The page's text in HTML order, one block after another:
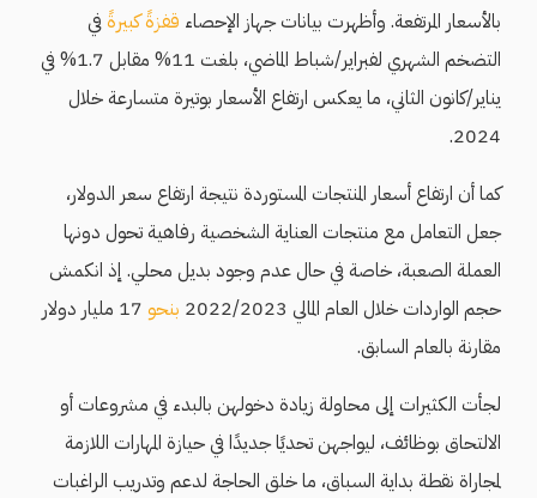
بالأسعار المرتفعة. وأظهرت بيانات جهاز الإحصاء قفزةً كبيرةًفي
التضخم الشهري لفبراير/شباط الماضي، بلغت 11% مقابل 1.7% في
يناير/كانون الثاني، ما يعكس ارتفاع الأسعار بوتيرة متسارعة خلال
2024.
كما أن ارتفاع أسعار المنتجات المستوردة نتيجة ارتفاع سعر الدولار،
جعل التعامل مع منتجات العناية الشخصية رفاهية تحول دونها
العملة الصعبة، خاصة في حال عدم وجود بديل محلي. إذ انكمش
حجم الواردات خلال العام المالي 2022/2023
بنحو
17 مليار دولار
مقارنة بالعام السابق.
لجأت الكثيرات إلى محاولة زيادة دخولهن بالبدء في مشروعات أو
الالتحاق بوظائف، ليواجهن تحديًا جديدًا في حيازة المهارات اللازمة
لمجاراة نقطة بداية السباق، ما خلق الحاجة لدعم وتدريب الراغبات